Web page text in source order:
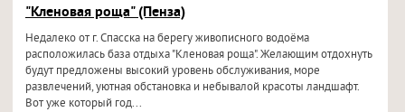
"Кленовая роща" (Пенза)
Недалеко от г. Спасска на берегу живописного водоёма
расположилась база отдыха "Кленовая роща". Желающим отдохнуть
будут предложены высокий уровень обслуживания, море
развлечений, уютная обстановка и небывалой красоты ландшафт.
Вот уже который год...